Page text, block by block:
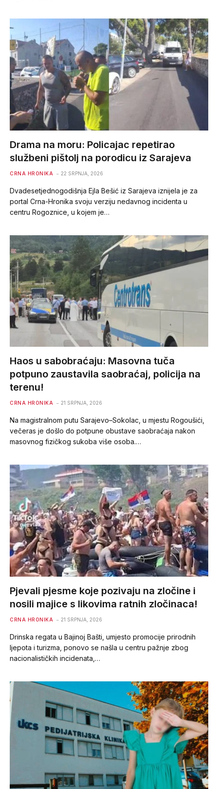
Drama na moru: Policajac repetirao
službeni pištolj na porodicu iz Sarajeva
CRNA HRONIKA 22 SRPNJA, 2026
Dvadesetjednogodišnja Ejla Bešić iz Sarajeva iznijela je za
portal Crna-Hronika svoju verziju nedavnog incidenta u
centru Rogoznice, u kojem je…
Haos u sabobraćaju: Masovna tuča
potpuno zaustavila saobraćaj, policija na
terenu!
CRNA HRONIKA 21 SRPNJA, 2026
Na magistralnom putu Sarajevo–Sokolac, u mjestu Rogoušići,
večeras je došlo do potpune obustave saobraćaja nakon
masovnog fizičkog sukoba više osoba.…
Pjevali pjesme koje pozivaju na zločine i
nosili majice s likovima ratnih zločinaca!
CRNA HRONIKA 21 SRPNJA, 2026
Drinska regata u Bajinoj Bašti, umjesto promocije prirodnih
ljepota i turizma, ponovo se našla u centru pažnje zbog
nacionalističkih incidenata,…